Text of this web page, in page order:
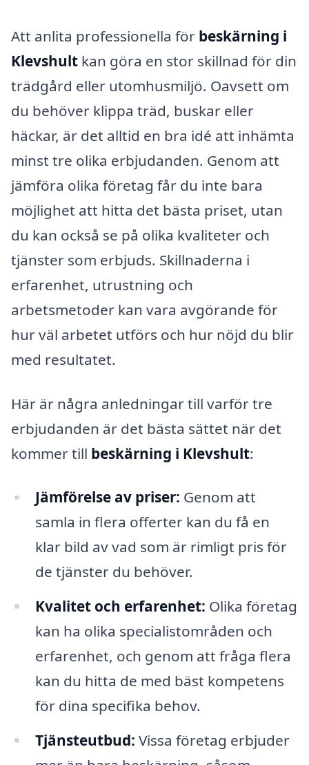
Att anlita professionella för beskärning i
Klevshult kan göra en stor skillnad för din
trädgård eller utomhusmiljö. Oavsett om
du behöver klippa träd, buskar eller
häckar, är det alltid en bra idé att inhämta
minst tre olika erbjudanden. Genom att
jämföra olika företag får du inte bara
möjlighet att hitta det bästa priset, utan
du kan också se på olika kvaliteter och
tjänster som erbjuds. Skillnaderna i
erfarenhet, utrustning och
arbetsmetoder kan vara avgörande för
hur väl arbetet utförs och hur nöjd du blir
med resultatet.
Här är några anledningar till varför tre
erbjudanden är det bästa sättet när det
kommer till beskärning i Klevshult:
Jämförelse av priser: Genom att
samla in flera offerter kan du få en
klar bild av vad som är rimligt pris för
de tjänster du behöver.
Kvalitet och erfarenhet: Olika företag
kan ha olika specialistområden och
erfarenhet, och genom att fråga flera
kan du hitta de med bäst kompetens
för dina specifika behov.
Tjänsteutbud: Vissa företag erbjuder